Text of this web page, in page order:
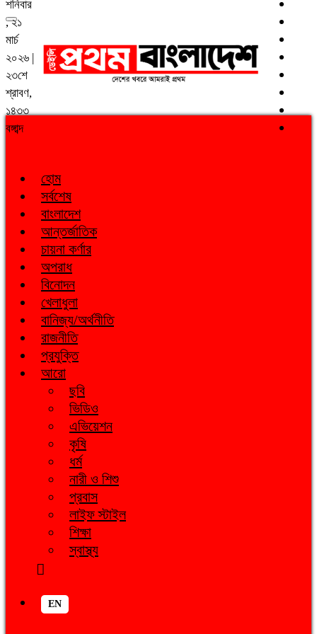
শনিবার
, ২১
মার্চ
২০২৬ |
২৩শে
শ্রাবণ,
১৪৩৩
বঙ্গাব্দ
হোম
সর্বশেষ
বাংলাদেশ
আন্তর্জাতিক
চায়না কর্ণার
অপরাধ
বিনোদন
খেলাধুলা
বানিজ্য/অর্থনীতি
রাজনীতি
প্রযুক্তি
আরো
ছবি
ভিডিও
এভিয়েশন
কৃষি
ধর্ম
নারী ও শিশু
প্রবাস
লাইফ স্টাইল
শিক্ষা
স্বাস্থ্য
EN